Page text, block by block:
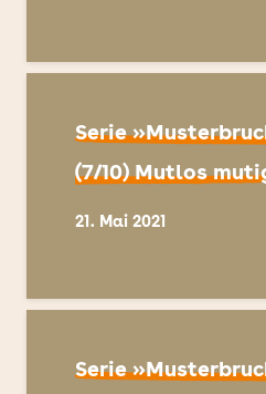
Serie
(7/10) Mutlos
21. Mai 2021
Serie